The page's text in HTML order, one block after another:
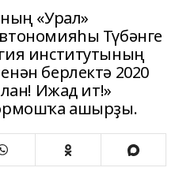
«Урал»
Түбәнге
институтының
берлектә 2020
Ижад ит!»
ашырҙы.